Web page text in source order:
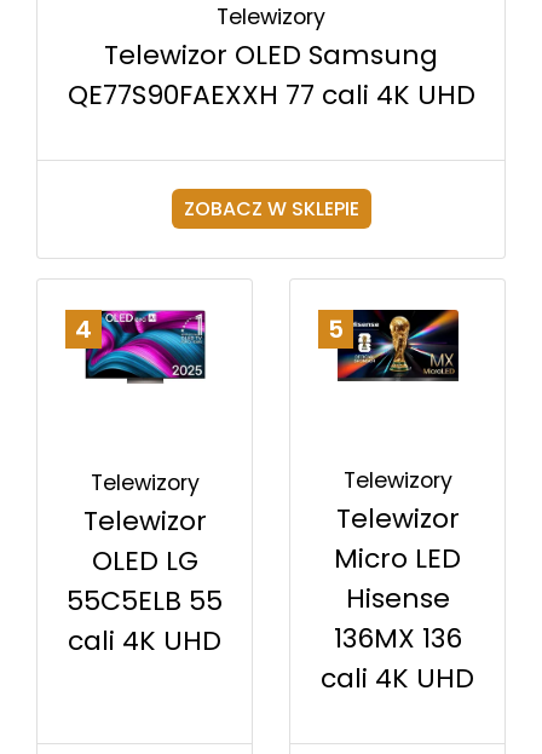
Telewizory
Telewizor OLED Samsung
QE77S90FAEXXH 77 cali 4K UHD
ZOBACZ W SKLEPIE
4
Telewizory
Telewizor
OLED LG
55C5ELB 55
cali 4K UHD
5
Telewizory
Telewizor
Micro LED
Hisense
136MX 136
cali 4K UHD